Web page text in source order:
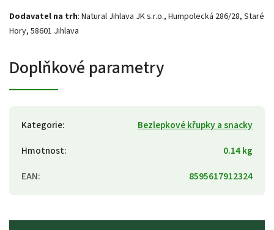
Dodavatel na trh: Natural Jihlava JK s.r.o., Humpolecká 286/28, Staré
Hory, 58601 Jihlava
Doplňkové parametry
Kategorie:
Bezlepkové křupky a snacky
Hmotnost:
0.14 kg
EAN: 8595617912324